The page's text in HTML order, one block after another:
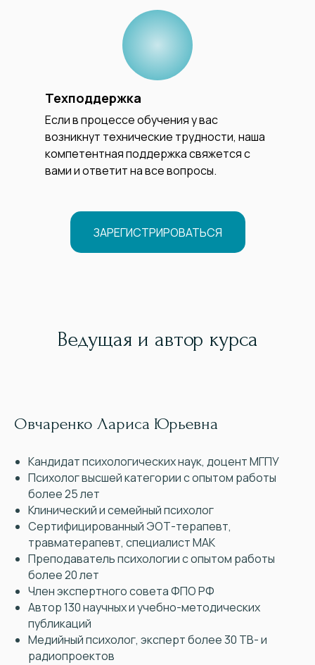
Техподдержка
Если в процессе обучения у вас
возникнут технические трудности, наша
компетентная поддержка свяжется с
вами и ответит на все вопросы.
ЗАРЕГИСТРИРОВАТЬСЯ
Ведущая и автор курса
Овчаренко Лариса Юрьевна
Кандидат психологических наук, доцент МГПУ
Психолог высшей категории с опытом работы
более 25 лет
Клинический и семейный психолог
Сертифицированный ЭОТ-терапевт,
травматерапевт, специалист МАК
Преподаватель психологии с опытом работы
более 20 лет
Член экспертного совета ФПО РФ
Автор 130 научных и учебно-методических
публикаций
Медийный психолог, эксперт более 30 ТВ- и
радиопроектов